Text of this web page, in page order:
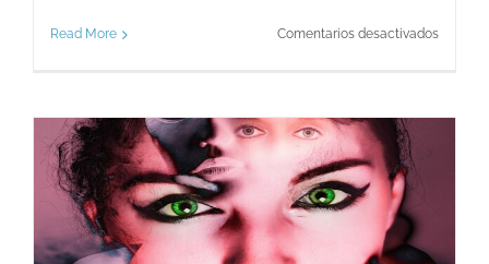
Read More Comentarios desactivadosen